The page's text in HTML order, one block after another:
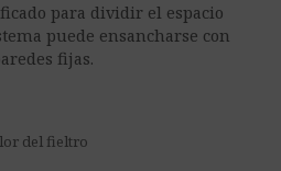
para dividir el espacio
puede ensancharse con
fijas.
del fieltro